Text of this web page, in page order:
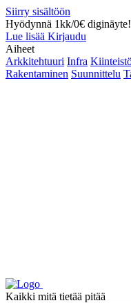
Siirry sisältöön
Hyödynnä 1kk/0€ diginäyte!
Lue lisää Kirjaudu
Aiheet
Arkkitehtuuri Infra
Rakentaminen Suunnittelu
Kaikki mitä tietää pitää